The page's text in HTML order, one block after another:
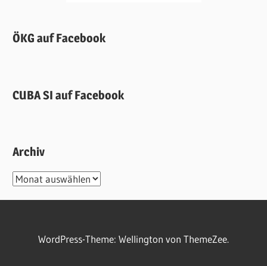
ÖKG auf Facebook
CUBA SI auf Facebook
Archiv
Archiv
WordPress-Theme: Wellington von ThemeZee.